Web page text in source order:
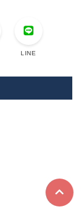
LINE